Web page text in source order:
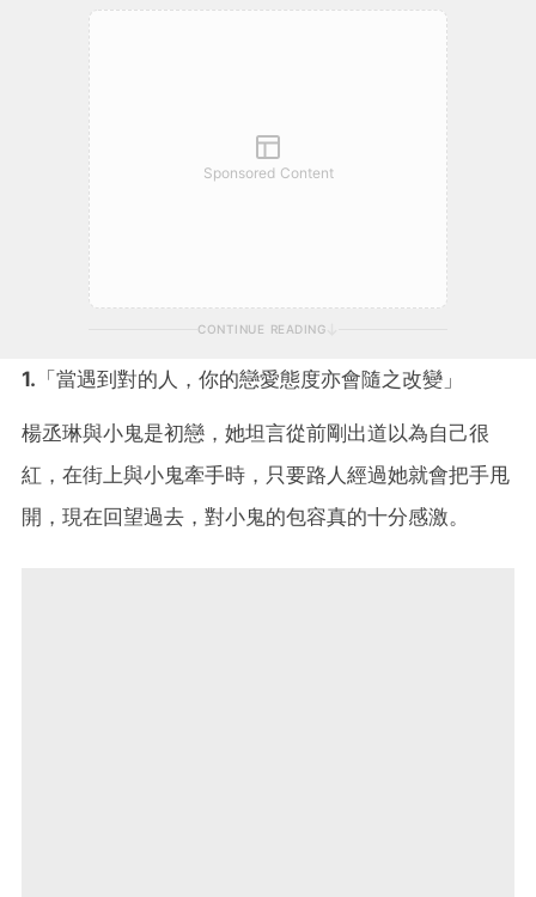
Sponsored Content
CONTINUE READING
1. 「當遇到對的人，你的戀愛態度亦會隨之改變」
楊丞琳與小鬼是初戀，她坦言從前剛出道以為自己很
紅，在街上與小鬼牽手時，只要路人經過她就會把手甩
開，現在回望過去，對小鬼的包容真的十分感激。